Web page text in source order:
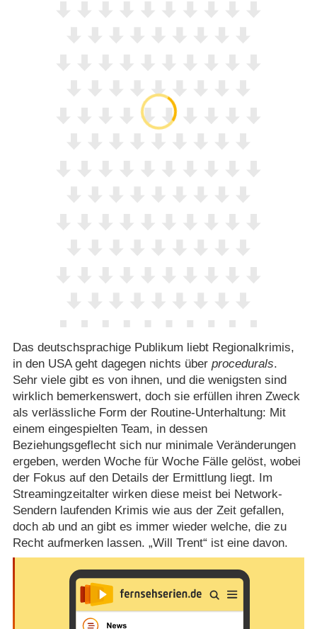
Das deutschsprachige Publikum liebt Regionalkrimis,
in den USA geht dagegen nichts über procedurals.
Sehr viele gibt es von ihnen, und die wenigsten sind
wirklich bemerkenswert, doch sie erfüllen ihren Zweck
als verlässliche Form der Routine-Unterhaltung: Mit
einem eingespielten Team, in dessen
Beziehungsgeflecht sich nur minimale Veränderungen
ergeben, werden Woche für Woche Fälle gelöst, wobei
der Fokus auf den Details der Ermittlung liegt. Im
Streamingzeitalter wirken diese meist bei Network-
Sendern laufenden Krimis wie aus der Zeit gefallen,
doch ab und an gibt es immer wieder welche, die zu
Recht aufmerken lassen. „Will Trent“ ist eine davon.